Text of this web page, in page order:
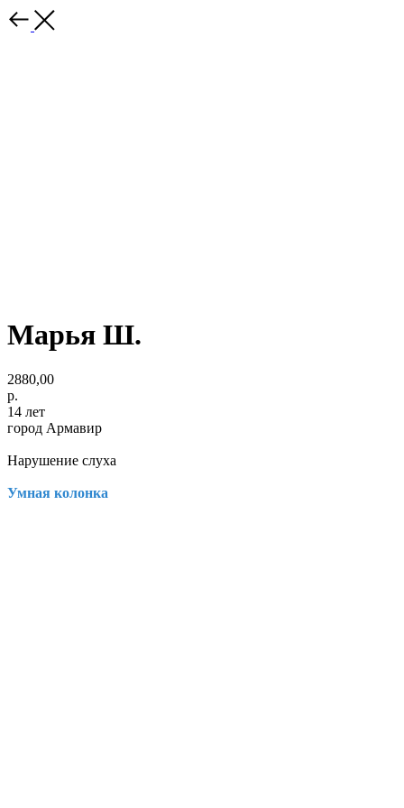
Марья Ш.
2880,00
р.
14 лет
город Армавир
Нарушение слуха
Умная колонка